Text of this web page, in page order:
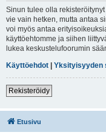
Sinun tulee olla
vie vain hetken, mutta antaa
voi myös antaa
käyttöehtomme ja siihen
lukea keskustelufoorumin
Käyttöehdot | Yksityisyyden
Rekisteröidy
Etusivu